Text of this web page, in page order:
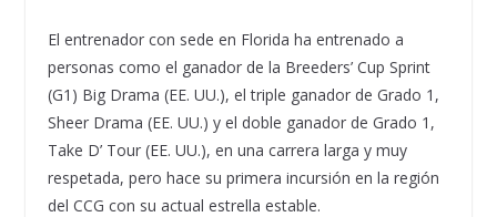
El entrenador con sede en Florida ha entrenado a
personas como el ganador de la Breeders’ Cup Sprint
(G1) Big Drama (EE. UU.), el triple ganador de Grado 1,
Sheer Drama (EE. UU.) y el doble ganador de Grado 1,
Take D’ Tour (EE. UU.), en una carrera larga y muy
respetada, pero hace su primera incursión en la región
del CCG con su actual estrella estable.